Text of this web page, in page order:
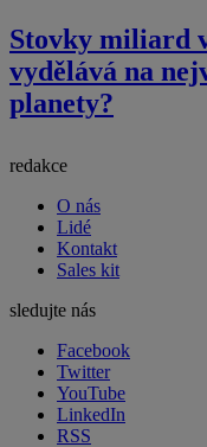
Stovky miliard
vydělává na
planety?
redakce
O nás
Lidé
Kontakt
Sales kit
sledujte nás
Facebook
Twitter
YouTube
LinkedIn
RSS